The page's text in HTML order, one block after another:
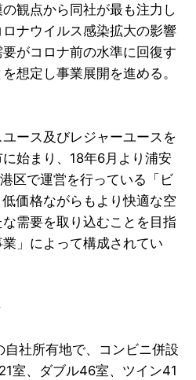
観点から同社が最も注力し
ナウイルス感染拡大の影響
がコロナ前の水準に回復す
想定し事業展開を進める。
ース及びレジャーユースを
始まり、18年6月より浦安
区で運営を行っている「ビ
価格ながらもより快適な空
需要を取り込むことを目指
」によって構成されてい
社所有地で、コンビニ併設
室、ダブル46室、ツイン41